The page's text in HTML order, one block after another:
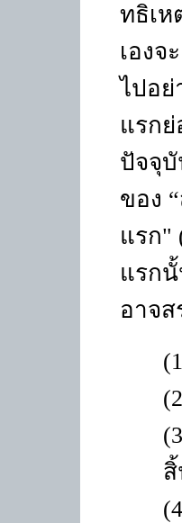
ทธิเ
เองจ
ไปอย่
แรก
ปัจจุ
ของ “
แรก"
แรก
อาจ